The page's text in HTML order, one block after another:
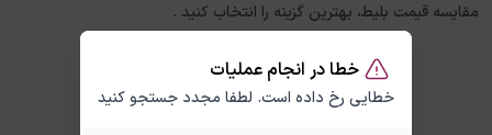
خطا در انجام عملیات
خطایی رخ داده است. لطفا مجدد جستجو کنید
مقایسه قیمت بلیط، بهترین گزینه را انتخاب کنید .